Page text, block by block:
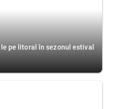
pe litoral în sezonul estival